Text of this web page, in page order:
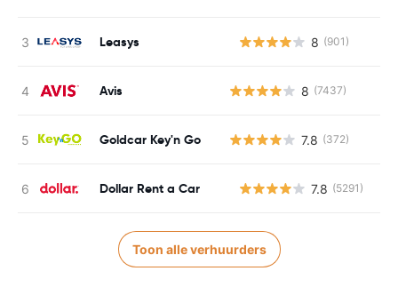
Leasys 8 (901)
Avis 8 (7437)
Goldcar Key'n Go 7.8 (372)
Dollar Rent a Car 7.8 (5291)
Toon alle verhuurders